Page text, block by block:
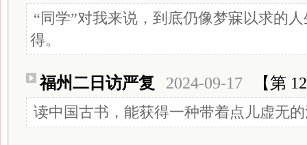
“同学”对我来说，到底仍像梦寐以求的
得。
福州二日访严复 2024-09-17 【第
读中国古书，能获得一种带着点儿虚无